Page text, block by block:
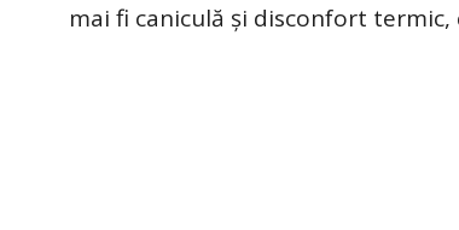
mai fi caniculă și disconfort